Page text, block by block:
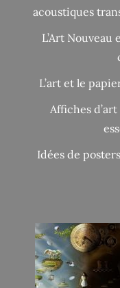
acoustiques
L’Art
L’art et le
Affiches
Idées de